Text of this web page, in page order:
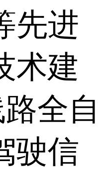
先进
术建
全自
驶信